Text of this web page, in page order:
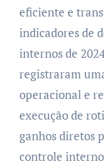
eficiente e
indicadores de
internos de
registraram
operacional e
execução de
ganhos diretos
controle